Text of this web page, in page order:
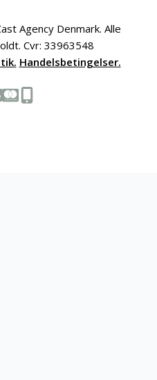
Agency Denmark. Alle
Cvr: 33963548
Handelsbetingelser.